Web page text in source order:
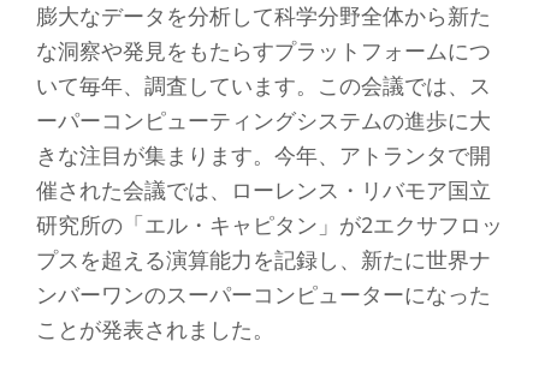
膨大なデータを分析して科学分野全体から新た
な洞察や発見をもたらすプラットフォームにつ
いて毎年、調査しています。この会議では、ス
ーパーコンピューティングシステムの進歩に大
きな注目が集まります。今年、アトランタで開
催された会議では、ローレンス・リバモア国立
研究所の「エル・キャピタン」が2エクサフロッ
プスを超える演算能力を記録し、新たに世界ナ
ンバーワンのスーパーコンピューターになった
ことが発表されました。